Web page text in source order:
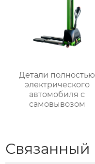
Детали полностью
электрического
автомобиля с
самовывозом
Связанный